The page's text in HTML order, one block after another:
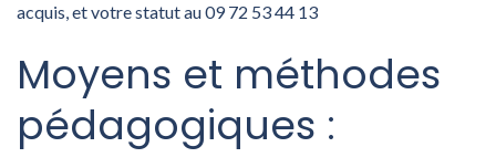
acquis, et votre statut au 09 72 53 44 13
Moyens et méthodes
pédagogiques :